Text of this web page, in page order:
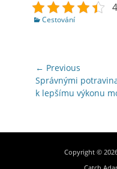
Categories
Cestování
Navigace
pro
příspěvek
← Previous
Previous
post:
Správnými
k lepšímu výkonu
Copyright ©